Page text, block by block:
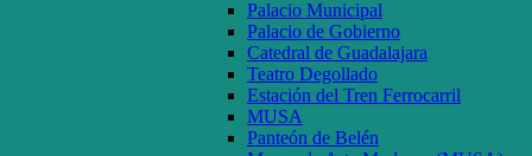
Palacio Municipal
Palacio de Gobierno
Catedral de Guadalajara
Teatro Degollado
Estación del Tren Ferrocarril
MUSA
Panteón de Belén